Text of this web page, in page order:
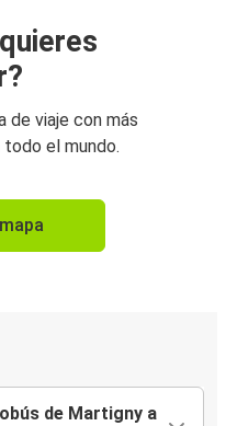
de viaje con más
el mundo.
de Martigny a